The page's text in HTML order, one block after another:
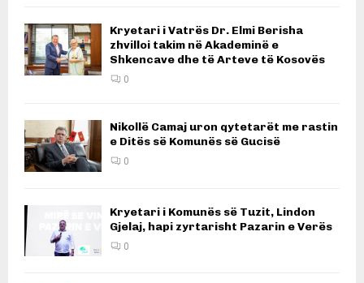
Kryetari i Vatrës Dr. Elmi Berisha
zhvilloi takim në Akademinë e
Shkencave dhe të Arteve të Kosovës
0
Nikollë Camaj uron qytetarët me rastin
e Ditës së Komunës së Gucisë
0
Kryetari i Komunës së Tuzit, Lindon
Gjelaj, hapi zyrtarisht Pazarin e Verës
0